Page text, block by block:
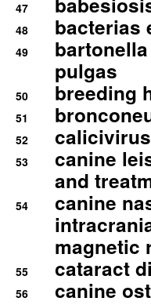
47
48 bacterias
49
pulgas
50 breeding
51
52
53
canine
and
54
canine
magnetic
55 cataract
56
canine